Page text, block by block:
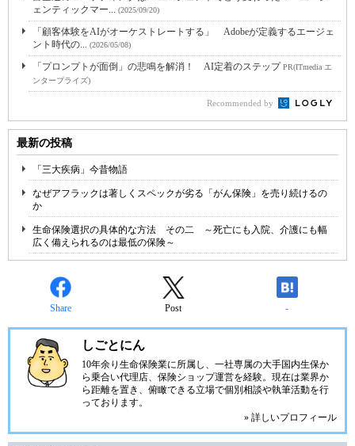
ェンティックマー... (2025/09/20)
「顧客体験をAIがオーケストレートする」 Adobeが定義するエージェ
ント時代の... (2026/05/08)
「プロンプトが面倒」の悲鳴を解消！ AI定着のステップPR(ITmedia エ
ンタープライズ)
Recommended by
最新の投稿
「三大疾病」今昔物語
なぜアフラックは著しくスペックが劣る「がん保険」を売り続けるの
か
生命保険選択の具体的な方法 その二 ～死亡にも入院、介護にも幅
広く備えられるのは最低の保険～
Share Post -
しごとにん
10年余り生命保険業に所属し、一社専属の大手国内生保か
ら乗合い代理店、保険ショップ運営を経験。現在は業界か
ら距離を置き、俯瞰できる立場で個別相談や執筆活動を行
っております。
» 詳しいプロフィール